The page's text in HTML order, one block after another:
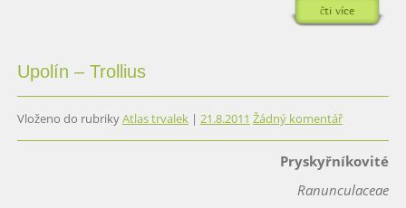
čti více
Upolín – Trollius
Vloženo do rubrikyAtlas trvalek| 21.8.2011 Žádný komentář
Pryskyřníkovité
Ranunculaceae